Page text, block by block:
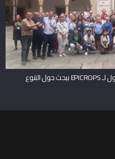
د. إباء فراح تشارك في المؤتمر السنوي الأول لـ EPICROPS ببحث حول التنوع